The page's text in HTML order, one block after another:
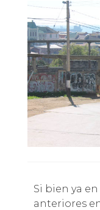
Si bien ya en un par de Conversatorios
anteriores